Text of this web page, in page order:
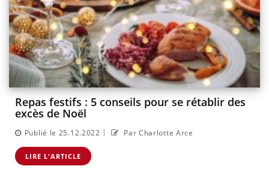
Repas festifs : 5 conseils pour se rétablir des
excès de Noël
Publié le 25.12.2022 | Par Charlotte Arce
LIRE L'ARTICLE